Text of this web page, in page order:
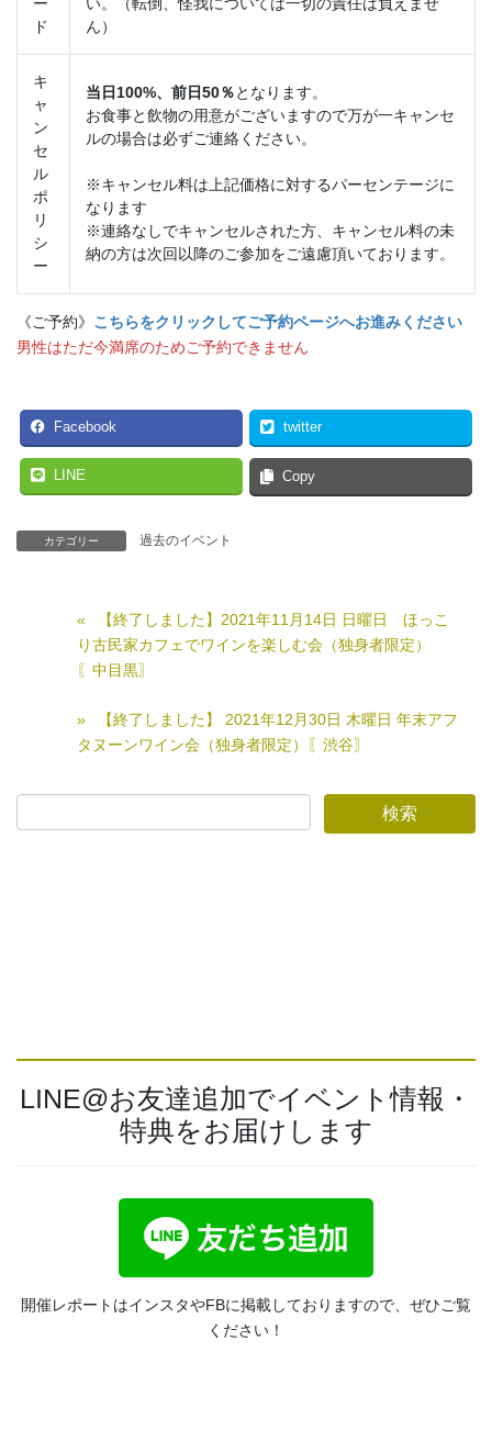
ド
ん）
キ
ャ
ン
セ
ル
ポ
リ
シ
ー
当日100%、前日50％となります。
お食事と飲物の用意がございますので万が一キャンセ
ルの場合は必ずご連絡ください。
※キャンセル料は上記価格に対するパーセンテージに
なります
※連絡なしでキャンセルされた方、キャンセル料の未
納の方は次回以降のご参加をご遠慮頂いております。
《ご予約》 こちらをクリックしてご予約ページへお進みください
男性はただ今満席のためご予約できません
Facebook twitter
LINE Copy
カテゴリー 過去のイベント
【終了しました】2021年11月14日 日曜日 ほっこ
り古民家カフェでワインを楽しむ会（独身者限定）
〖中目黒〗
【終了しました】 2021年12月30日 木曜日 年末アフ
タヌーンワイン会（独身者限定）〖渋谷〗
LINE@お友達追加でイベント情報・
特典をお届けします
開催レポートはインスタやFBに掲載しておりますので、ぜひご覧
ください！